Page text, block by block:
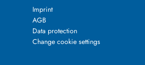
Imprint
AGB
Data protection
Change cookie settings